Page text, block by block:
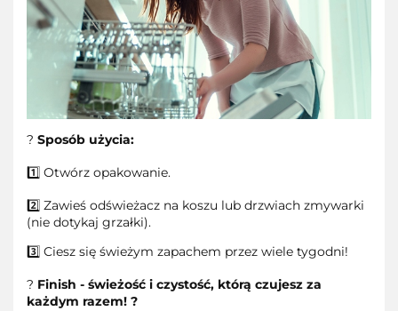
? Sposób użycia:
1️⃣ Otwórz opakowanie.
2️⃣ Zawieś odświeżacz na koszu lub drzwiach zmywarki
(nie dotykaj grzałki).
3️⃣ Ciesz się świeżym zapachem przez wiele tygodni!
? Finish - świeżość i czystość, którą czujesz za
każdym razem! ?